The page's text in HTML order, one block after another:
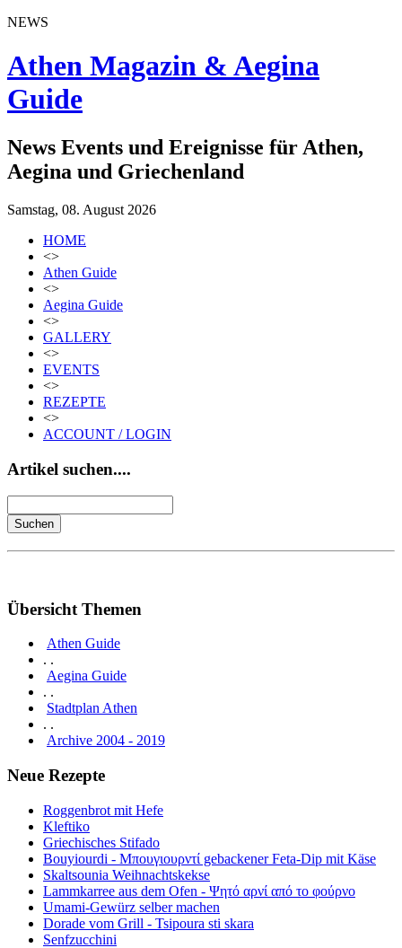
NEWS
Athen Magazin & Aegina
Guide
News Events und Ereignisse für Athen,
Aegina und Griechenland
Samstag, 08. August 2026
HOME
<>
Athen Guide
<>
Aegina Guide
<>
GALLERY
<>
EVENTS
<>
REZEPTE
<>
ACCOUNT / LOGIN
Artikel suchen....
Übersicht Themen
Athen Guide
. .
Aegina Guide
. .
Stadtplan Athen
. .
Archive 2004 - 2019
Neue Rezepte
Roggenbrot mit Hefe
Kleftiko
Griechisches Stifado
Bouyiourdi - Μπουγιουρντί gebackener Feta-Dip mit Käse
Skaltsounia Weihnachtskekse
Lammkarree aus dem Ofen - Ψητό αρνί από το φούρνο
Umami-Gewürz selber machen
Dorade vom Grill - Tsipoura sti skara
Senfzucchini